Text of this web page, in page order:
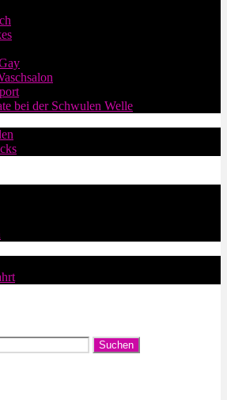
bei der Schwulen Welle